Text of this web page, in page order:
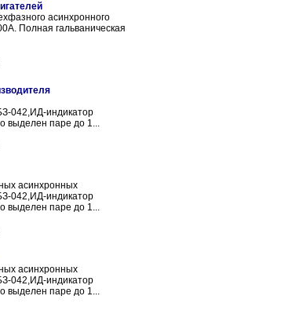
асинхронного
Полная гальваническая
042,ИД-индикатор
выделен паре до 1...
асинхронных
042,ИД-индикатор
выделен паре до 1...
асинхронных
042,ИД-индикатор
выделен паре до 1...